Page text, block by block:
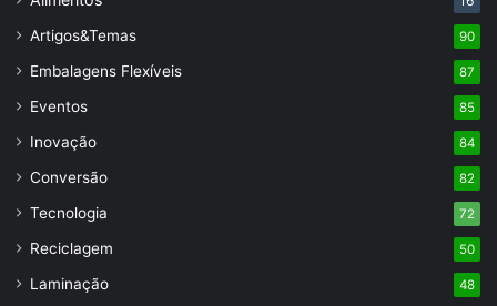
Artigos&Temas 90
Embalagens Flexíveis 87
Eventos 85
Inovação 84
Conversão 82
Tecnologia 72
Reciclagem 50
Laminação 48